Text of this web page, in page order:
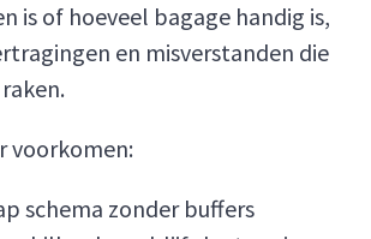
is of hoeveel bagage handig is,
en misverstanden die
voorkomen:
schema zonder buffers